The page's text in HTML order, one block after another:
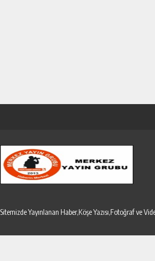
Sitemizde Yayınlanan Haber,Köşe Yazısı,Fotoğraf ve